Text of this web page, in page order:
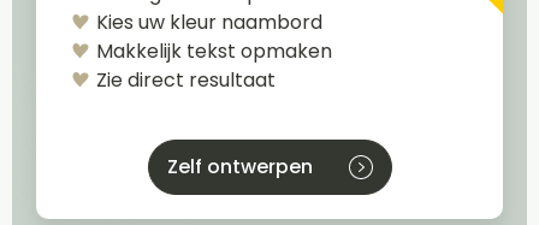
Kies uw kleur naambord
Makkelijk tekst opmaken
Zie direct resultaat
Zelf ontwerpen